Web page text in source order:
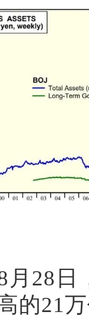
月28日
的21